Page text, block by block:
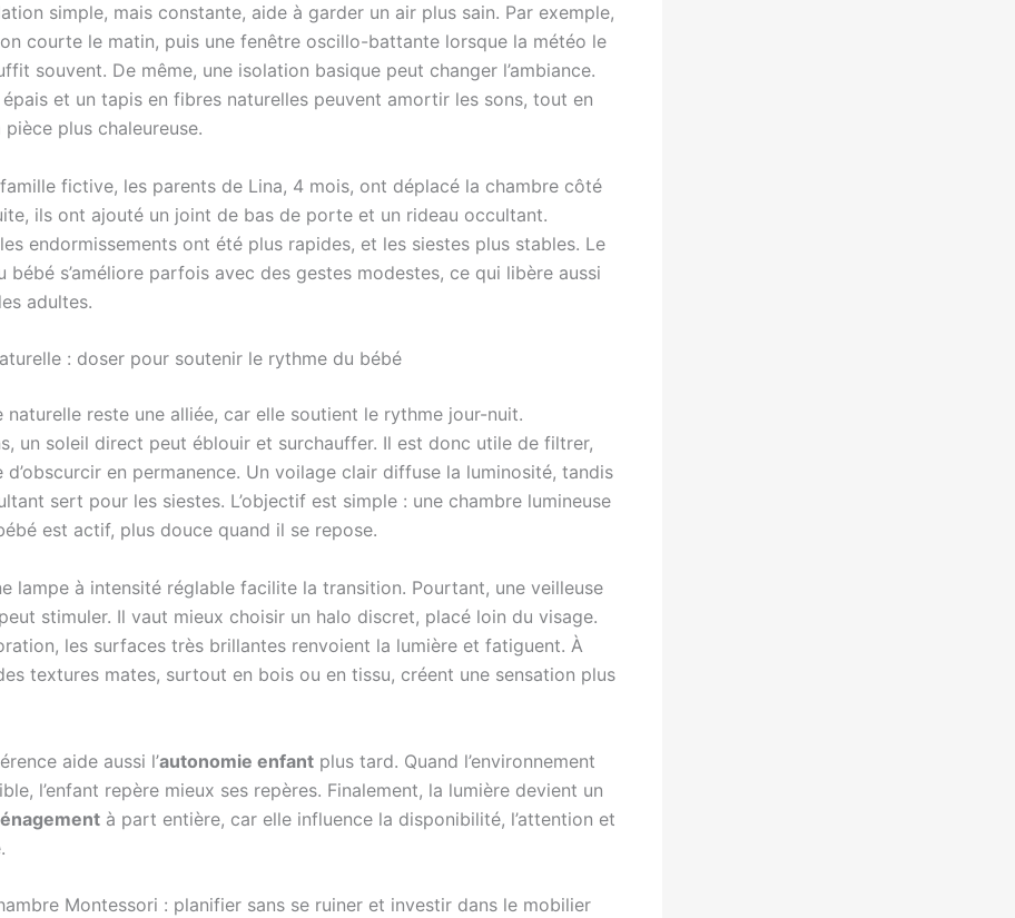
simple, mais constante, aide à garder un air plus sain. Par exemple,
courte le matin, puis une fenêtre oscillo-battante lorsque la météo le
souvent. De même, une isolation basique peut changer l’ambiance.
et un tapis en fibres naturelles peuvent amortir les sons, tout en
pièce plus chaleureuse.
fictive, les parents de Lina, 4 mois, ont déplacé la chambre côté
ils ont ajouté un joint de bas de porte et un rideau occultant.
endormissements ont été plus rapides, et les siestes plus stables. Le
bébé s’améliore parfois avec des gestes modestes, ce qui libère aussi
adultes.
: doser pour soutenir le rythme du bébé
naturelle reste une alliée, car elle soutient le rythme jour-nuit.
un soleil direct peut éblouir et surchauffer. Il est donc utile de filtrer,
d’obscurcir en permanence. Un voilage clair diffuse la luminosité, tandis
sert pour les siestes. L’objectif est simple : une chambre lumineuse
est actif, plus douce quand il se repose.
lampe à intensité réglable facilite la transition. Pourtant, une veilleuse
stimuler. Il vaut mieux choisir un halo discret, placé loin du visage.
les surfaces très brillantes renvoient la lumière et fatiguent. À
textures mates, surtout en bois ou en tissu, créent une sensation plus
aide aussi l’autonomie enfant plus tard. Quand l’environnement
l’enfant repère mieux ses repères. Finalement, la lumière devient un
à part entière, car elle influence la disponibilité, l’attention et
Montessori : planifier sans se ruiner et investir dans le mobilier